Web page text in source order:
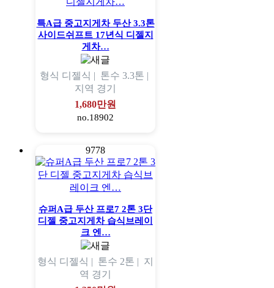
특A급 중고지게차 두산 3.3톤
사이드쉬프트 17년식 디젤지
게차…
형식 디젤식 | 톤수 3.3톤 |
지역 경기
1,680만원
no.18902
9778
슈퍼A급 두산 프로7 2톤 3단
디젤 중고지게차 습식브레이
크 엔…
형식 디젤식 | 톤수 2톤 | 지
역 경기